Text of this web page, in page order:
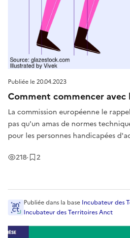
Publiée le20.04.2023
Comment commencer avec
La commission européenne le
pas qu'un amas de normes
pour les personnes handicapées
transposé la directive en droit
218Vues
· 2Enregistrement
Publiéedans la base Incubateur des
Incubateur des Territoires Anct